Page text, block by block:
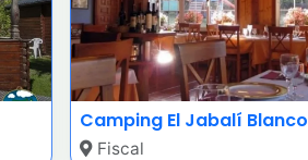
Camping El Jabalí Blanco
Fiscal